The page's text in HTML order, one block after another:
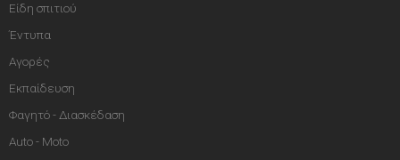
Είδη σπιτιού
Έντυπα
Αγορές
Εκπαίδευση
Φαγητό - Διασκέδαση
Auto - Moto